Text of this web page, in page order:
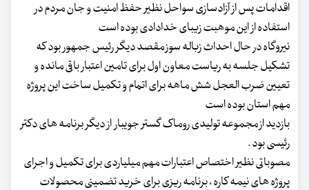
اقدامات پس از آزادسازی سواحل نظیر حفظ امنیت و جان مردم در
استفاده از این موهبت زیبای خدادادی بوده است
نیروگاه در حال احداث زباله سوز مقصد دیگر رئیس جمهور بود که
تشکیل جلسه به ریاست معاون اول برای تامین اعتبار باقی مانده و
تعیین ضرب العجل شش ماهه برای اتمام و تکمیل ساخت این پروژه
مهم استان بوده است
بازدید از مجموعه تولیدی روماک گستر جویبار از دیگر برنامه های دکتر
رئیسی بود .
مصوباتی نظیر اختصاص اعتبارات مهم میلیاردی برای تکمیل و اجرای
پروژه های نیمه کاره ، برنامه ریزی برای خرید تضمینی محصولات